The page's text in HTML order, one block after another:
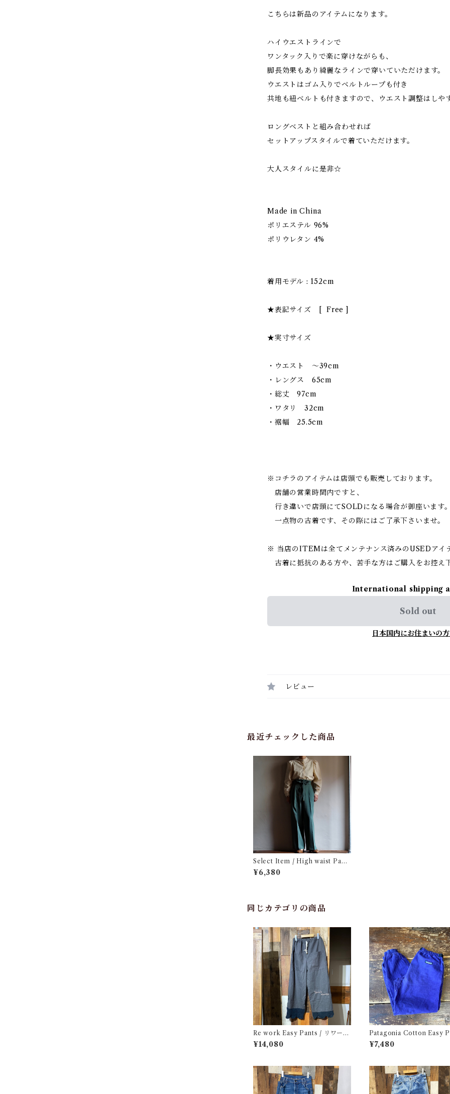
こちらは新品のアイテムになります。
ハイウエストラインで
ワンタック入りで楽に穿けながらも、
脚長効果もあり綺麗なラインで穿いていただけます。
ウエストはゴム入りでベルトループも付き
共地も紐ベルトも付きますので、ウエスト調整はしや
ロングベストと組み合わせれば
セットアップスタイルで着ていただけます。
大人スタイルに是非☆
Made in China
ポリエステル 96%
ポリウレタン 4%
着用モデル : 152cm
★表記サイズ [ Free ]
★実寸サイズ
・ウエスト 〜39cm
・レングス 65cm
・総丈 97cm
・ワタリ 32cm
・裾幅 25.5cm
※コチラのアイテムは店頭でも販売しております。
店舗の営業時間内ですと、
行き違いで店頭にてSOLDになる場合が御座います。
一点物の古着です、その際にはご了承下さいませ。
※ 当店のITEMは全てメンテナンス済みのUSEDアイ
古着に抵抗のある方や、苦手な方はご購入をお控え
International shipping
Sold out
日本国内にお住まいの
レビュー
最近チェックした商品
Select Item / High waist Pant
s / ハイウエスト パンツ
¥6,380
同じカテゴリの商品
Re work Easy Pants / リワーク
イージー パンツ クロシェ & 刺繍
入り
¥14,080
Patagonia Cotton Easy
/ パタゴニア コットン イー
パンツ 古着
¥7,480